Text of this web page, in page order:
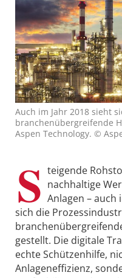
Auch im Jahr 2018 sieht
branchenübergreifende
Aspen Technology. ©
S teigende
nachhaltige
Anlagen – auch
sich die
gestellt. Die digitale
echte Schützenhilfe,
Anlageneffizienz,